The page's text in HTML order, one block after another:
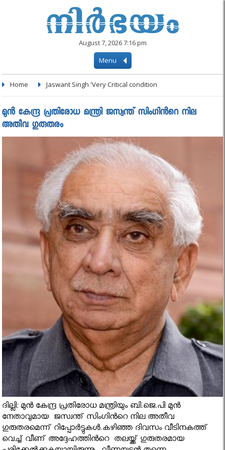
August 7, 2026 7:16 pm
Menu
Home Jaswant Singh 'Very Critical condition
മുൻ കേന്ദ്ര പ്രതിരോധ മന്ത്രി ജസ്വന്ത് സിംഗിൻറെ നില
അതീവ ഗുരുതരം
ദില്ലി: മുൻ കേന്ദ്ര പ്രതിരോധ മന്ത്രിയും ബി.ജെ.പി മുൻ
നേതാവുമായ ജസ്വന്ത് സിംഗിൻറെ നില അതീവ
ഗുരുതരമെന്ന് റിപ്പോർട്ടുകൾ.കഴിഞ്ഞ ദിവസം വീടിനകത്ത്
വെച്ച് വീണ് അദ്ദേഹത്തിൻറെ തലയ്ക്ക് ഗുരുതരമായ